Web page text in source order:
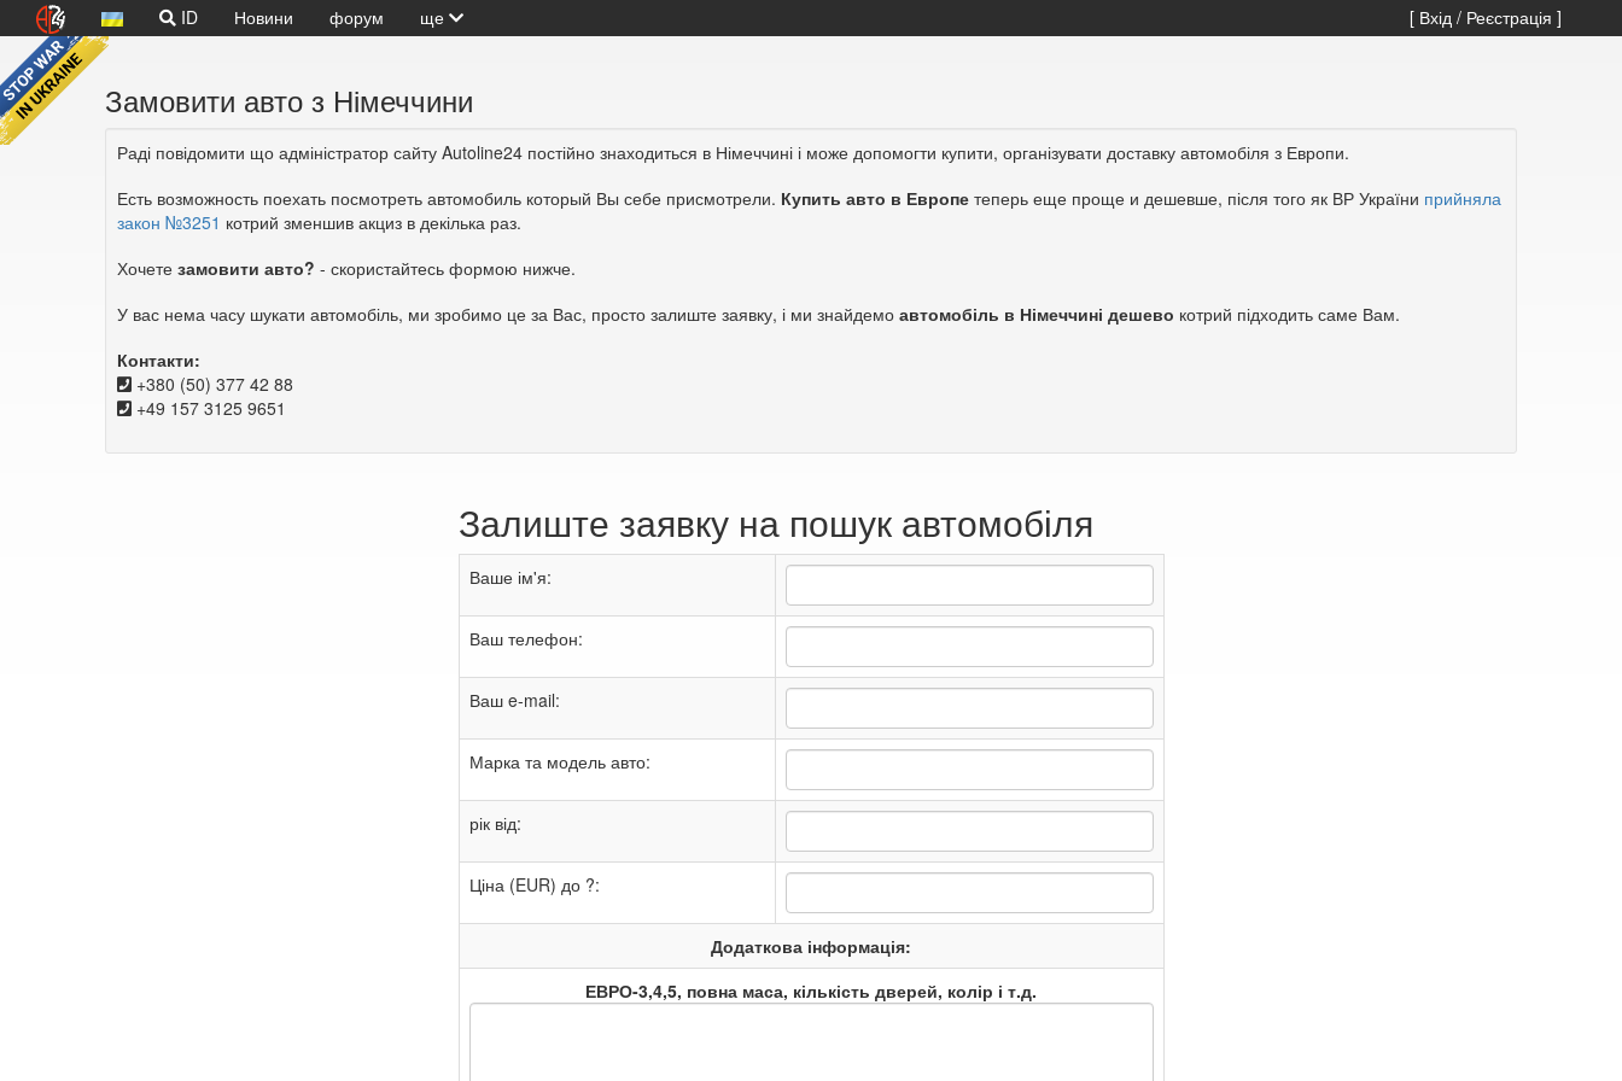
ID Новини форум ще [ Вхід / Реєстрація ]
Замовити авто з Німеччини
Раді повідомити що адміністратор сайту Autoline24 постійно знаходиться в Німеччині і може допомогти купити, організувати доставку автомобіля з Европи.
Есть возможность поехать посмотреть автомобиль который Вы себе присмотрели. Купить авто в Европе теперь еще проще и дешевше, після того як ВР України прийняла
закон №3251 котрий зменшив акциз в декілька раз.
Хочете замовити авто? - скористайтесь формою нижче.
У вас нема часу шукати автомобіль, ми зробимо це за Вас, просто залиште заявку, і ми знайдемо автомобіль в Німеччині дешево котрий підходить саме Вам.
Контакти:
‭+380 (50) 377 42 88‬
+49 157 3125 9651
Залиште заявку на пошук автомобіля
Ваше ім'я:
Ваш телефон:
Ваш e-mail:
Марка та модель авто:
рік від:
Ціна (EUR) до ?:
Додаткова інформація:
ЕВРО-3,4,5, повна маса, кількість дверей, колір і т.д.